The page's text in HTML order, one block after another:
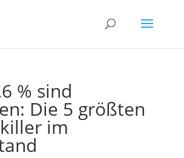
% sind
Die 5 größten
im